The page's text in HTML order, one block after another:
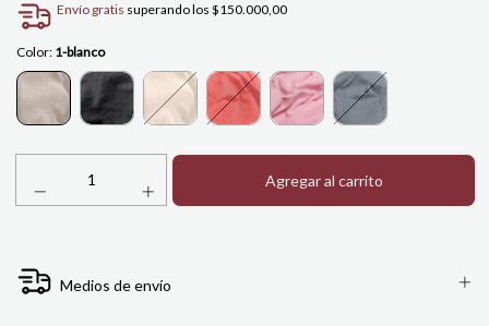
Envío gratis superando los $150.000,00
Color: 1-blanco
Medios de envío